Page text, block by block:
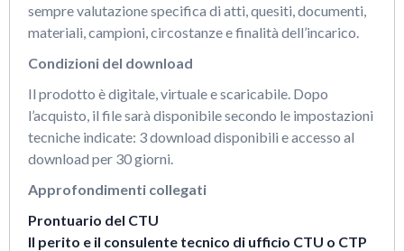
sempre valutazione specifica di atti, quesiti, documenti,
materiali, campioni, circostanze e finalità dell’incarico.
Condizioni del download
Il prodotto è digitale, virtuale e scaricabile. Dopo
l’acquisto, il file sarà disponibile secondo le impostazioni
tecniche indicate: 3 download disponibili e accesso al
download per 30 giorni.
Approfondimenti collegati
Prontuario del CTU
Il perito e il consulente tecnico di ufficio CTU o CTP